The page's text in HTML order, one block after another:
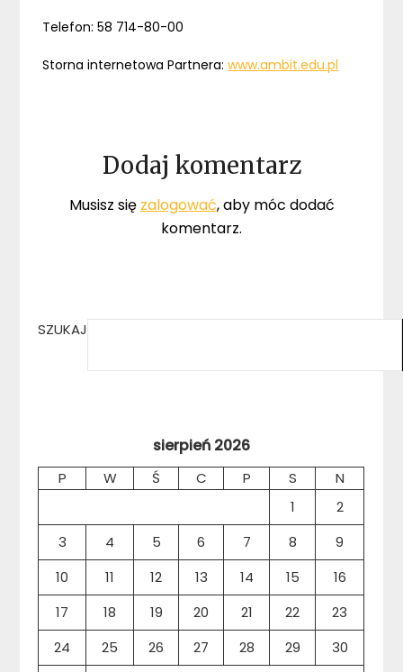
Telefon: 58 714-80-00
Storna internetowa Partnera:www.ambit.edu.pl
Dodaj komentarz
Musisz się zalogować, aby móc dodać
komentarz.
SZUKAJ
sierpień 2026
P W Ś C P S
N
1
2
3
4 5 6 7 8
9
10
11 12 13 14 15
16
17
18 19 20 21 22
23
24
25 26 27 28 29
30